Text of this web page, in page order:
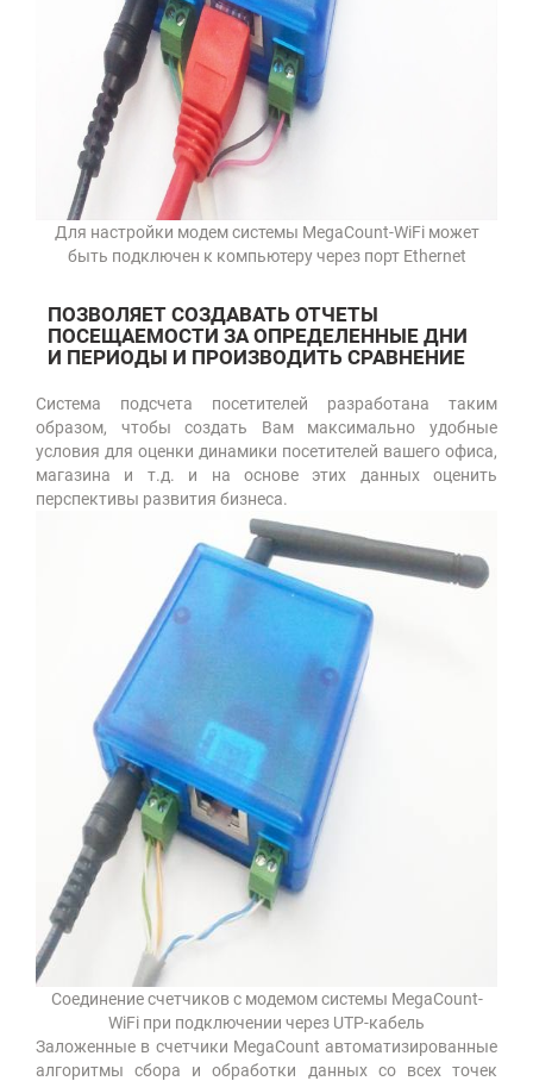
Для настройки модем системы MegaCount-WiFi может
быть подключен к компьютеру через порт Ethernet
ПОЗВОЛЯЕТ СОЗДАВАТЬ ОТЧЕТЫ
ПОСЕЩАЕМОСТИ ЗА ОПРЕДЕЛЕННЫЕ ДНИ
И ПЕРИОДЫ И ПРОИЗВОДИТЬ СРАВНЕНИЕ
Система подсчета посетителей разработана таким
образом, чтобы создать Вам максимально удобные
условия для оценки динамики посетителей вашего офиса,
магазина и т.д. и на основе этих данных оценить
перспективы развития бизнеса.
Соединение счетчиков с модемом системы MegaCount-
WiFi при подключении через UTP-кабель
Заложенные в счетчики MegaCount автоматизированные
алгоритмы сбора и обработки данных со всех точек